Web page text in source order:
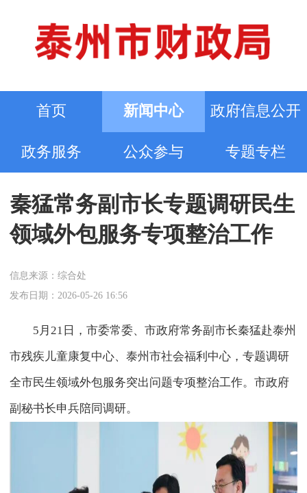
首页 新闻中心 政府信息公开
政务服务 公众参与 专题专栏
秦猛常务副市长专题调研民生
领域外包服务专项整治工作
信息来源：综合处
发布日期：2026-05-26 16:56
5月21日，市委常委、市政府常务副市长秦猛赴泰州
市残疾儿童康复中心、泰州市社会福利中心，专题调研
全市民生领域外包服务突出问题专项整治工作。市政府
副秘书长申兵陪同调研。